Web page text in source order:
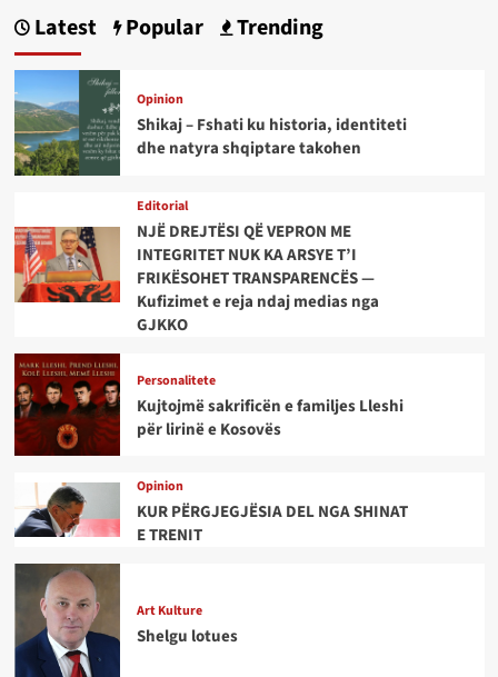
Latest Popular Trending
Opinion
Shikaj – Fshati ku historia, identiteti
dhe natyra shqiptare takohen
Editorial
NJË DREJTËSI QË VEPRON ME
INTEGRITET NUK KA ARSYE T’I
FRIKËSOHET TRANSPARENCËS —
Kufizimet e reja ndaj medias nga
GJKKO
Personalitete
Kujtojmë sakrificën e familjes Lleshi
për lirinë e Kosovës
Opinion
KUR PËRGJEGJËSIA DEL NGA SHINAT
E TRENIT
Art Kulture
Shelgu lotues